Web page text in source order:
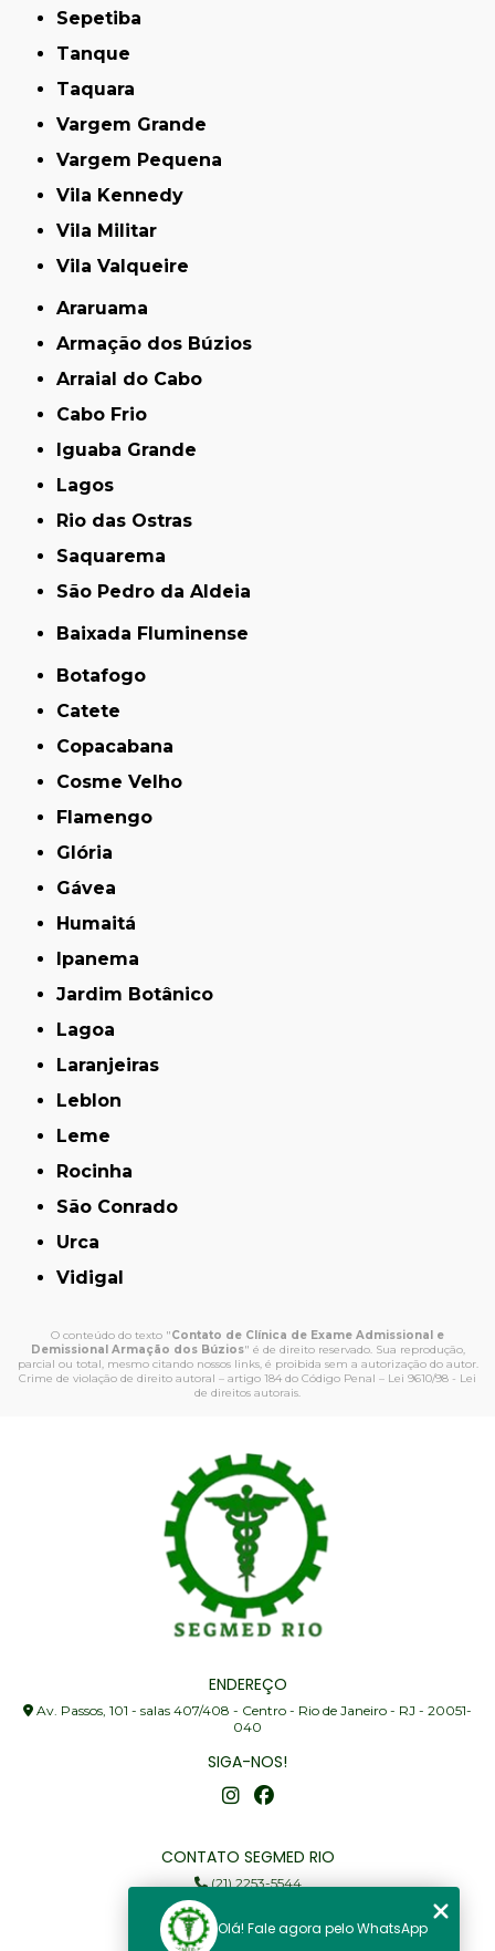
Sepetiba
Tanque
Taquara
Vargem Grande
Vargem Pequena
Vila Kennedy
Vila Militar
Vila Valqueire
Araruama
Armação dos Búzios
Arraial do Cabo
Cabo Frio
Iguaba Grande
Lagos
Rio das Ostras
Saquarema
São Pedro da Aldeia
Baixada Fluminense
Botafogo
Catete
Copacabana
Cosme Velho
Flamengo
Glória
Gávea
Humaitá
Ipanema
Jardim Botânico
Lagoa
Laranjeiras
Leblon
Leme
Rocinha
São Conrado
Urca
Vidigal
O conteúdo do texto "Contato de Clínica de Exame Admissional e
Demissional Armação dos Búzios" é de direito reservado. Sua reprodução,
parcial ou total, mesmo citando nossos links, é proibida sem a autorização do autor.
Crime de violação de direito autoral – artigo 184 do Código Penal – Lei 9610/98 - Lei
de direitos autorais.
ENDEREÇO
Av. Passos, 101 - salas 407/408 - Centro - Rio de Janeiro - RJ - 20051-
040
SIGA-NOS!
CONTATO SEGMED RIO
(21) 2253-5544
(21) 97905-3352
segmed@segmedrio.com.br
Olá! Fale agora pelo WhatsApp